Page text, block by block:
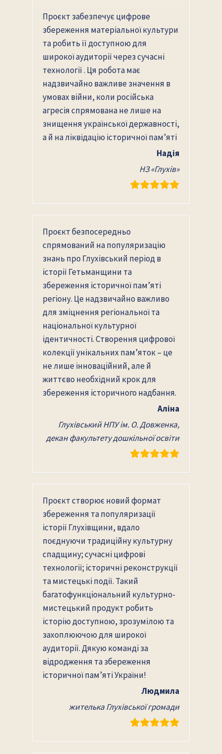
Проєкт забезпечує цифрове
збереження матеріальної культури
та робить її доступною для
широкої аудиторії через сучасні
технології . Ця робота має
надзвичайно важливе значення в
умовах війни, коли російська
агресія спрямована не лише на
знищення української державності,
а й на ліквідацію історичної памʼяті
Надія
НЗ «Глухів»
Проєкт безпосередньо
спрямований на популяризацію
знань про Глухівський період в
історії Гетьманщини та
збереження історичної пам’яті
регіону. Це надзвичайно важливо
для зміцнення регіональної та
національної культурної
ідентичності. Створення цифрової
колекції унікальних пам’яток – це
не лише інноваційний, але й
життєво необхідний крок для
збереження історичного надбання.
Аліна
Глухівський НПУ ім. О. Довженка,
декан факультету дошкільної освіти
Проєкт створює новий формат
збереження та популяризації
історії Глухівщини, вдало
поєднуючи традиційну культурну
спадщину; сучасні цифрові
технології; історичні реконструкції
та мистецькі події. Такий
багатофункціональний культурно-
мистецький продукт робить
історію доступною, зрозумілою та
захоплюючою для широкої
аудиторії. Дякую команді за
відродження та збереження
історичної пам’яті України!
Людмила
жителька Глухівської громади